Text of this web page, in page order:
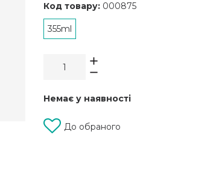
Код товару: 000875
355ml
Немає у наявності
До обраного